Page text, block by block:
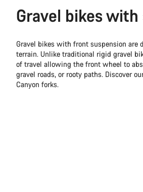
Gravel bikes
Gravel bikes with front suspension are
terrain. Unlike traditional rigid gravel
of travel allowing the front wheel to
gravel roads, or rooty paths. Discover
Canyon forks.